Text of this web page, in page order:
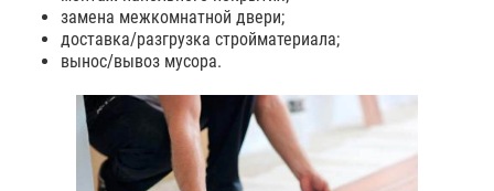
замена межкомнатной двери;
доставка/разгрузка стройматериала;
вынос/вывоз мусора.